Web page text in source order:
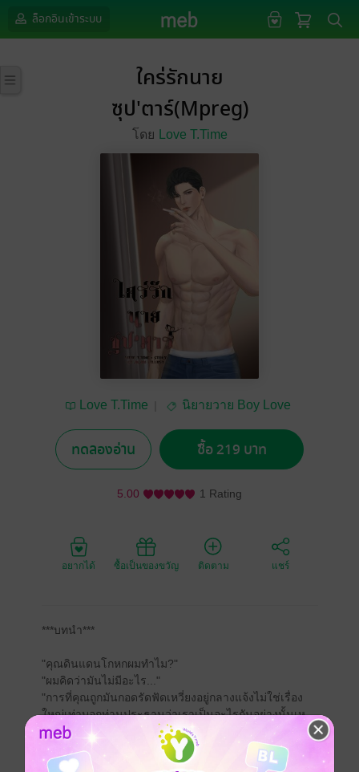
ล็อกอินเข้าระบบ
ใคร่รักนาย
ซุป'ตาร์(Mpreg)​
โดย Love T.Time
Love T.Time
นิยายวาย Boy Love
ทดลองอ่าน ซื้อ 219 บาท
5.00 1 Rating
อยากได้ ซื้อเป็นของขวัญ ติดตาม แชร์
***บทนำ***
"คุณดินแดนโกหกผมทำไม?"
"ผมคิดว่ามันไม่มีอะไร..."
"การที่คุณถูกมันกอดรัดฟัดเหวี่ยงอยู่กลางแจ้งไม่ใช่เรื่อง
ใหญ่เท่าบอกท่านประธานว่าเราเป็นอะไรกันอย่างนั้นเห
รอ? สมองคุณดินแดนประมวลผลได้แปลกสุด ๆ ไปเลย
ครับ"
"ผมขอโทษ"